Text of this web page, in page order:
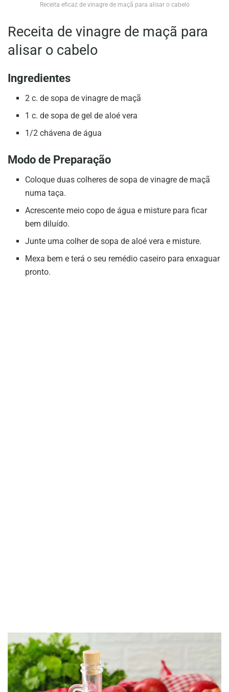
Receita eficaz de vinagre de maçã para alisar o cabelo
Receita de vinagre de maçã para
alisar o cabelo
Ingredientes
2 c. de sopa de vinagre de maçã
1 c. de sopa de gel de aloé vera
1/2 chávena de água
Modo de Preparação
Coloque duas colheres de sopa de vinagre de maçã
numa taça.
Acrescente meio copo de água e misture para ficar
bem diluído.
Junte uma colher de sopa de aloé vera e misture.
Mexa bem e terá o seu remédio caseiro para enxaguar
pronto.